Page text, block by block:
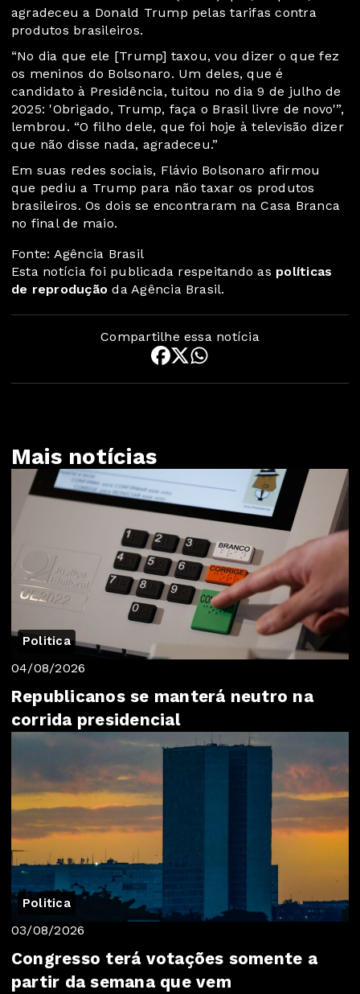
agradeceu a Donald Trump pelas tarifas contra
produtos brasileiros.
“No dia que ele [Trump] taxou, vou dizer o que fez
os meninos do Bolsonaro. Um deles, que é
candidato à Presidência, tuitou no dia 9 de julho de
2025: 'Obrigado, Trump, faça o Brasil livre de novo'”,
lembrou. “O filho dele, que foi hoje à televisão dizer
que não disse nada, agradeceu.”
Em suas redes sociais, Flávio Bolsonaro afirmou
que pediu a Trump para não taxar os produtos
brasileiros. Os dois se encontraram na Casa Branca
no final de maio.
Fonte: Agência Brasil
Esta notícia foi publicada respeitando as políticas
de reprodução da Agência Brasil.
Compartilhe essa notícia
Mais notícias
Politica
04/08/2026
Republicanos se manterá neutro na
corrida presidencial
Politica
03/08/2026
Congresso terá votações somente a
partir da semana que vem